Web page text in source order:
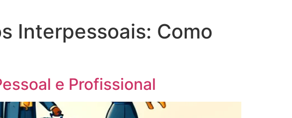
Interpessoais: Como
e Profissional